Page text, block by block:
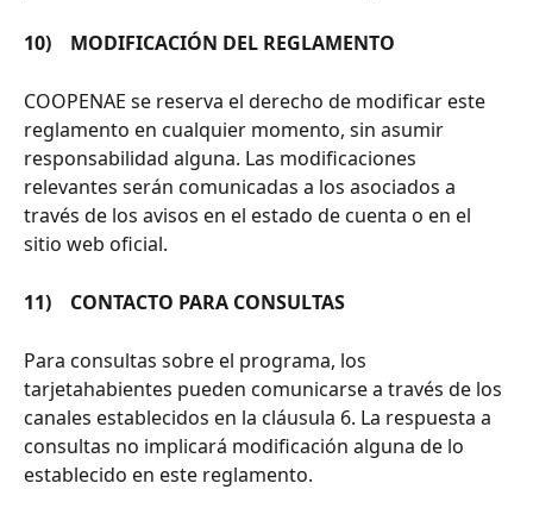
10)    MODIFICACIÓN DEL REGLAMENTO
COOPENAE se reserva el derecho de modificar este
reglamento en cualquier momento, sin asumir
responsabilidad alguna. Las modificaciones
relevantes serán comunicadas a los asociados a
través de los avisos en el estado de cuenta o en el
sitio web oficial.
11)    CONTACTO PARA CONSULTAS
Para consultas sobre el programa, los
tarjetahabientes pueden comunicarse a través de los
canales establecidos en la cláusula 6. La respuesta a
consultas no implicará modificación alguna de lo
establecido en este reglamento.